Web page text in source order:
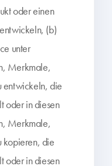
oder einen
(b)
unter
Merkmale,
entwickeln, die
oder in diesen
Merkmale,
kopieren, die
oder in diesen